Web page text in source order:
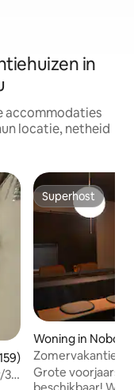
in
accommodaties
locatie, netheid
beoordeling van
3
Superhost
Superhost
Woning in
kennis met de
eerste "Matsuri
Grote